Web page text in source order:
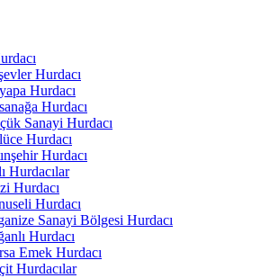
Hurdacı
Hurdacı
Hurdacı
Sanayi Hurdacı
Hurdacı
Hurdacı
Hurdacılar
Hurdacı
Hurdacı
Sanayi Bölgesi Hurdacı
Hurdacı
Emek Hurdacı
Hurdacılar